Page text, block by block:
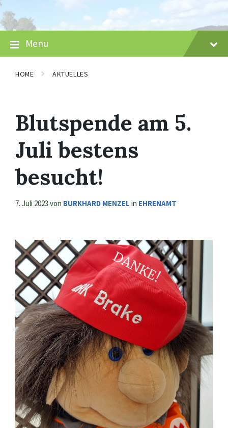
Skip
to
content
Skip
to
main
navigation
Skip
to
footer
Menu
HOME AKTUELLES
Blutspende am 5.
Juli bestens
besucht!
7. Juli 2023 von BURKHARD MENZEL in EHRENAMT